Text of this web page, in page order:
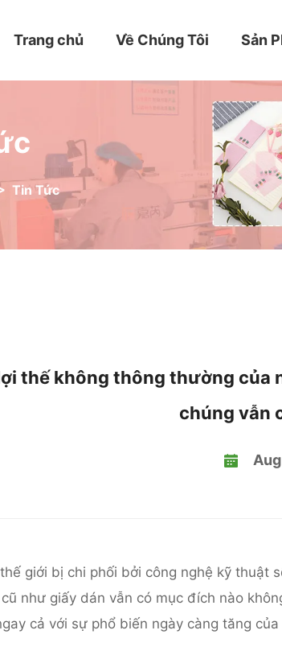
Trang chủ Về Chúng Tôi Sản
Tin Tức
thế không thông thường của
chúng vẫn
giới bị chi phối bởi công nghệ kỹ thuật
như giấy dán vẫn có mục đích nào
cả với sự phổ biến ngày càng tăng